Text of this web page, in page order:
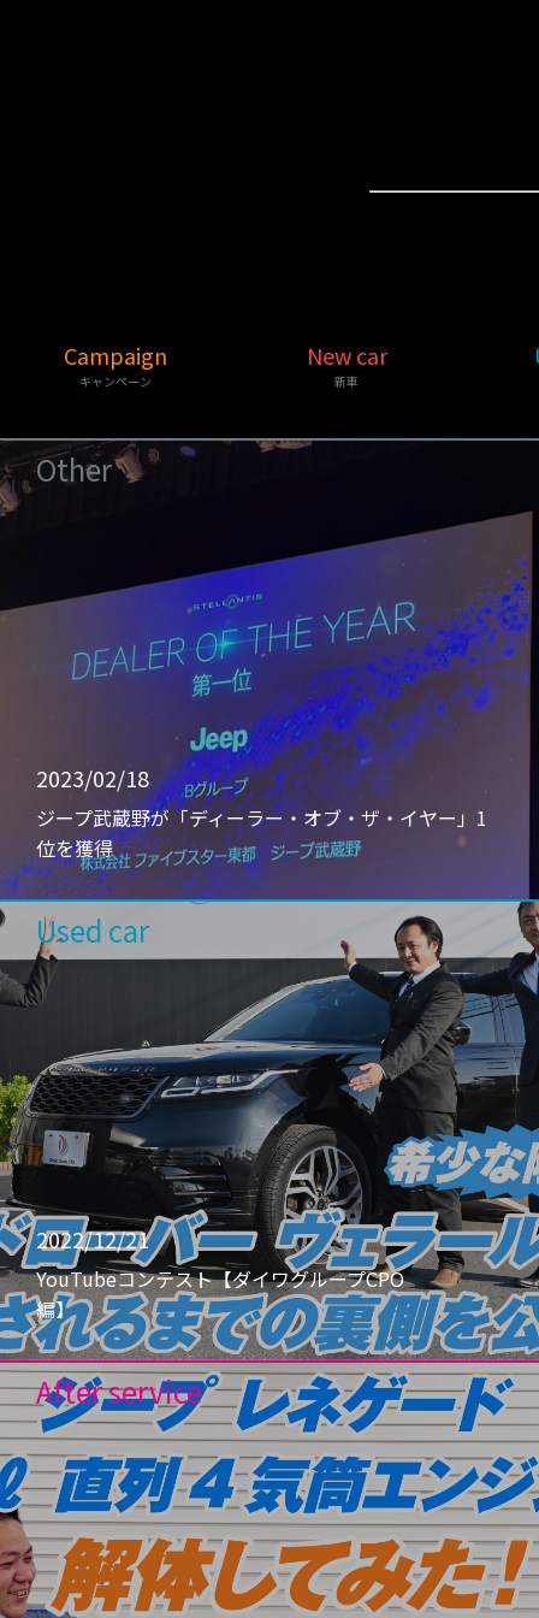
Campaign
キャンペーン
New car
新車
Other
2023/02/18
ジープ武蔵野が「ディーラー・オブ・ザ・イヤー」1
位を獲得
Used car
2022/12/21
YouTubeコンテスト【ダイワグループCPO
編】
After service